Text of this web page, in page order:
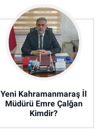
Yeni Kahramanmaraş İl
Müdürü Emre Çalğan
Kimdir?